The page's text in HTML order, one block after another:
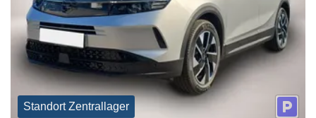
Standort Zentrallager